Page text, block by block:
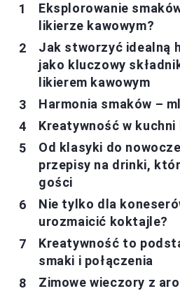
Eksplorowanie
likierze kawowym?
Jak stworzyć idealną
jako kluczowy
likierem kawowym
Harmonia smaków –
Kreatywność w kuchni
Od klasyki do
przepisy na drinki,
gości
Nie tylko dla
urozmaicić koktajle?
Kreatywność to
smaki i połączenia
Zimowe wieczory z